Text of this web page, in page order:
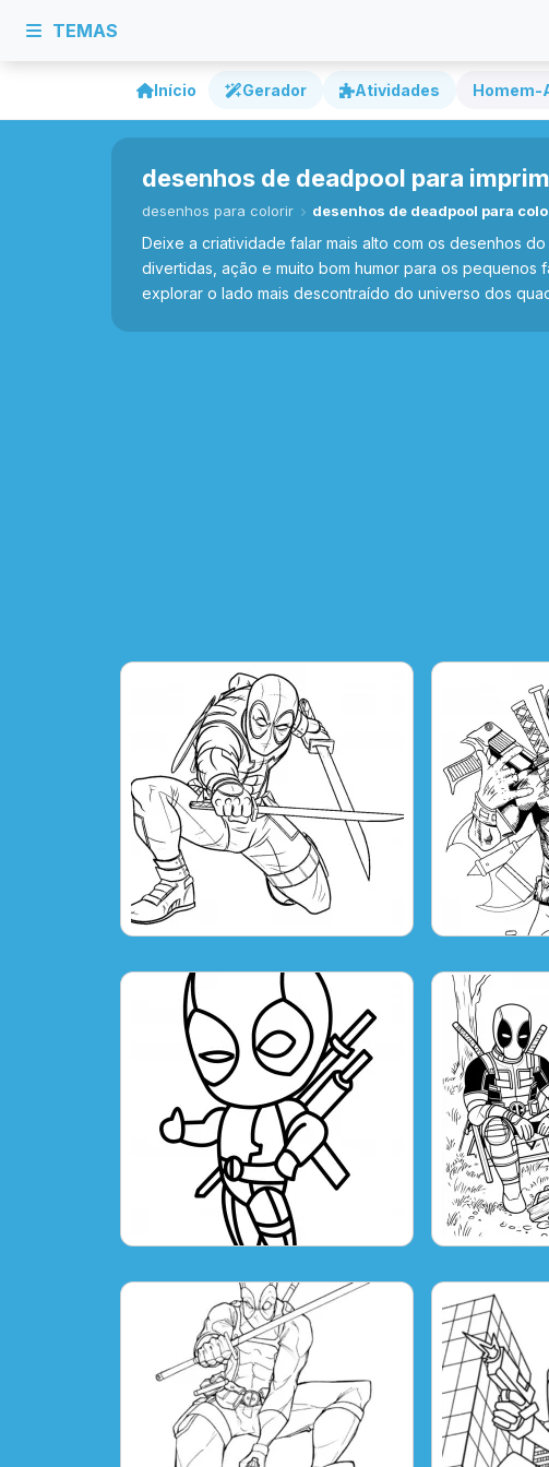
TEMAS
Início Gerador Atividades Homem-
desenhos de deadpool para
desenhos para colorir desenhos de deadpool para
Deixe a criatividade falar mais alto com os desenhos
divertidas, ação e muito bom humor para os pequenos
explorar o lado mais descontraído do universo dos